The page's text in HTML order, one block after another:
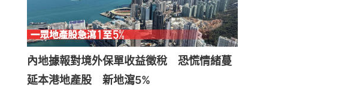
內地據報對境外保單收益徵稅 恐慌情緒蔓
延本港地產股 新地瀉5%